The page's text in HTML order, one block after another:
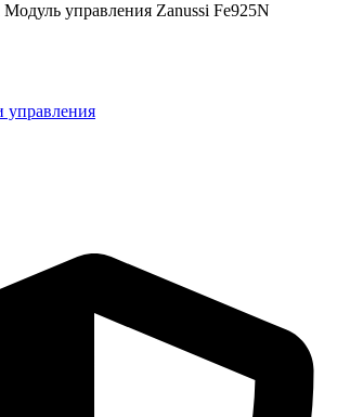
Модуль управления Zanussi Fe925N
управления